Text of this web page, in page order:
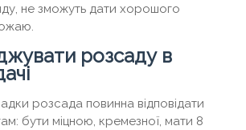
не зможуть дати хорошого
розсаду в
розсада повинна відповідати
бути міцною, кремезної, мати 8